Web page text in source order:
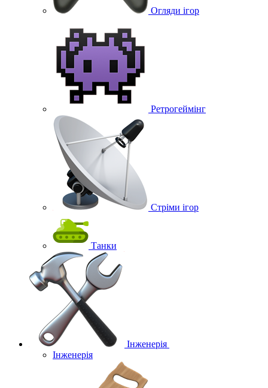
Огляди ігор
Ретрогеймінг
Стріми ігор
Танки
Інженерія
Інженерія